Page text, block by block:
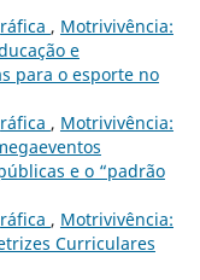
, Motrivivência:
e
para o esporte no
, Motrivivência:
e o “padrão
, Motrivivência:
Curriculares